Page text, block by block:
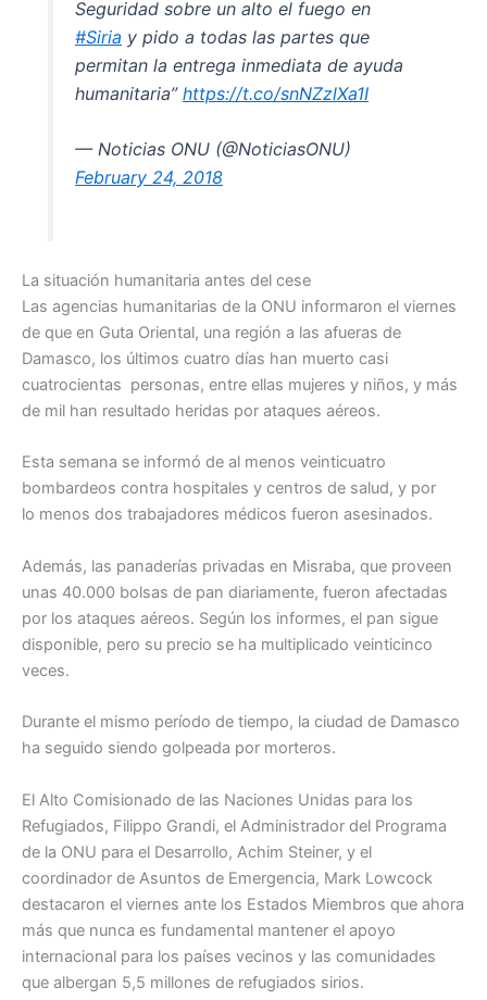
Seguridad sobre un alto el fuego en
#Siria y pido a todas las partes que
permitan la entrega inmediata de ayuda
humanitaria”https://t.co/snNZzlXa1I
— Noticias ONU (@NoticiasONU)
February 24, 2018
La situación humanitaria antes del cese
Las agencias humanitarias de la ONU informaron el viernes
de que en Guta Oriental, una región a las afueras de
Damasco, los últimos cuatro días han muerto casi
cuatrocientas personas, entre ellas mujeres y niños, y más
de mil han resultado heridas por ataques aéreos.
Esta semana se informó de al menos veinticuatro
bombardeos contra hospitales y centros de salud, y por
lo menos dos trabajadores médicos fueron asesinados.
Además, las panaderías privadas en Misraba, que proveen
unas 40.000 bolsas de pan diariamente, fueron afectadas
por los ataques aéreos. Según los informes, el pan sigue
disponible, pero su precio se ha multiplicado veinticinco
veces.
Durante el mismo período de tiempo, la ciudad de Damasco
ha seguido siendo golpeada por morteros.
El Alto Comisionado de las Naciones Unidas para los
Refugiados, Filippo Grandi, el Administrador del Programa
de la ONU para el Desarrollo, Achim Steiner, y el
coordinador de Asuntos de Emergencia, Mark Lowcock
destacaron el viernes ante los Estados Miembros que ahora
más que nunca es fundamental mantener el apoyo
internacional para los países vecinos y las comunidades
que albergan 5,5 millones de refugiados sirios.